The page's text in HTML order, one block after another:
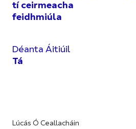
tí ceirmeacha
feidhmiúla
Déanta Áitiúil
Tá
Lúcás Ó Ceallacháin